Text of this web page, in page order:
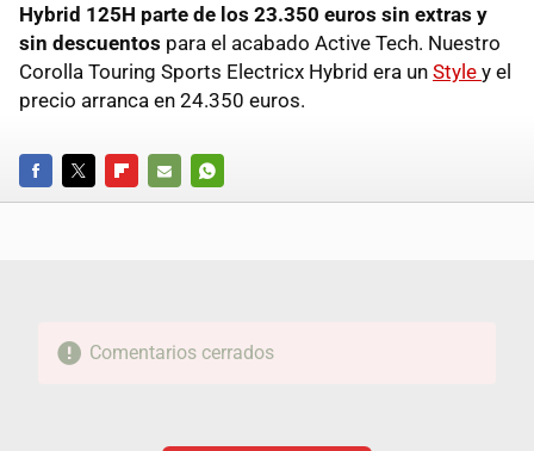
Hybrid 125H parte de los 23.350 euros sin extras y
sin descuentos para el acabado Active Tech. Nuestro
Corolla Touring Sports Electricx Hybrid era un Style y el
precio arranca en 24.350 euros.
FACEBOOKTWITTERFLIPBOARD
E-
WHATSAPP
Comentarios cerrados